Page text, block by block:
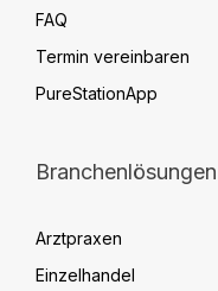
FAQ
Termin vereinbaren
PureStationApp
Branchenlösungen
Arztpraxen
Einzelhandel